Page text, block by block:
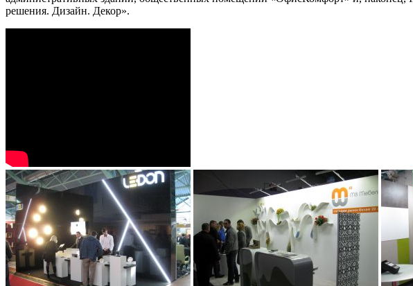
решения. Дизайн. Декор».